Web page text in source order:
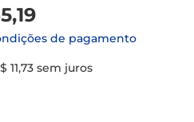
,19
de pagamento
11,73sem juros